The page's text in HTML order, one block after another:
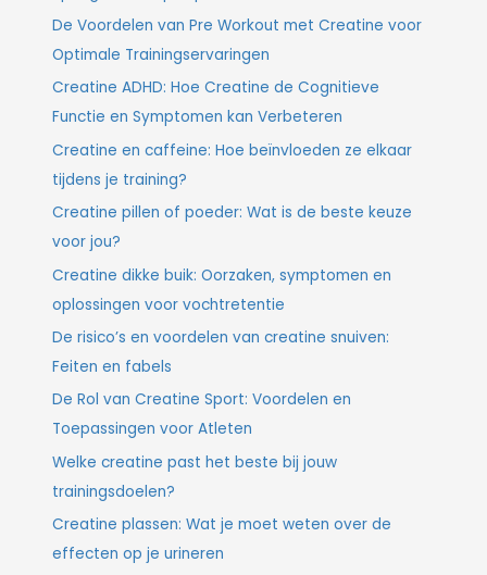
De Voordelen van Pre Workout met Creatine voor
Optimale Trainingservaringen
Creatine ADHD: Hoe Creatine de Cognitieve
Functie en Symptomen kan Verbeteren
Creatine en caffeine: Hoe beïnvloeden ze elkaar
tijdens je training?
Creatine pillen of poeder: Wat is de beste keuze
voor jou?
Creatine dikke buik: Oorzaken, symptomen en
oplossingen voor vochtretentie
De risico’s en voordelen van creatine snuiven:
Feiten en fabels
De Rol van Creatine Sport: Voordelen en
Toepassingen voor Atleten
Welke creatine past het beste bij jouw
trainingsdoelen?
Creatine plassen: Wat je moet weten over de
effecten op je urineren